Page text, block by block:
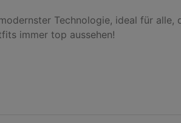
Technologie, ideal für
immer top aussehen!